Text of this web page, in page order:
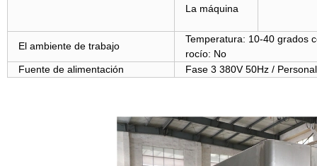
La máquina
El ambiente de trabajo
Temperatura: 10-40 grados
rocío: No
Fuente de alimentación
Fase 3 380V 50Hz /